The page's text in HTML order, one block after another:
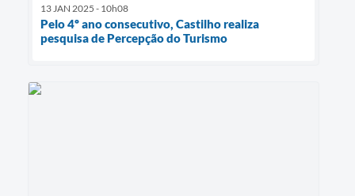
13 JAN 2025 - 10h08
Pelo 4º ano consecutivo, Castilho realiza
pesquisa de Percepção do Turismo